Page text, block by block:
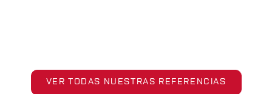
VER TODAS NUESTRAS REFERENCIAS